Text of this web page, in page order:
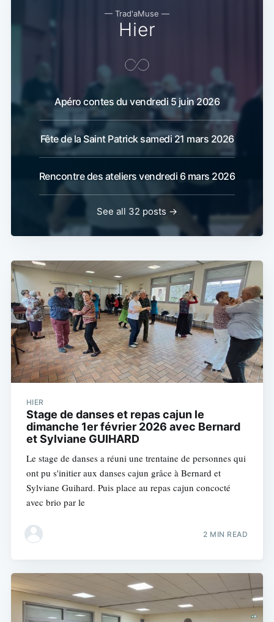
— Trad'aMuse —
Hier
Apéro contes du vendredi 5 juin 2026
Fête de la Saint Patrick samedi 21 mars 2026
Rencontre des ateliers vendredi 6 mars 2026
See all 32 posts →
HIER
Stage de danses et repas cajun le
dimanche 1er février 2026 avec Bernard
et Sylviane GUIHARD
Le stage de danses a réuni une trentaine de personnes qui
ont pu s'initier aux danses cajun grâce à Bernard et
Sylviane Guihard. Puis place au repas cajun concocté
avec brio par le
2 MIN READ